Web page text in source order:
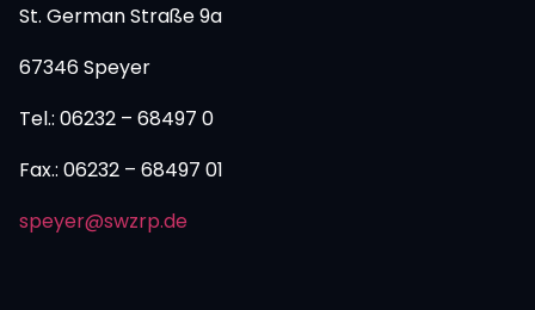
St. German Straße 9a
67346 Speyer
Tel.: 06232 – 68497 0
Fax.: 06232 – 68497 01
speyer@swzrp.de